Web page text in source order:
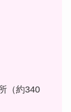
（約340